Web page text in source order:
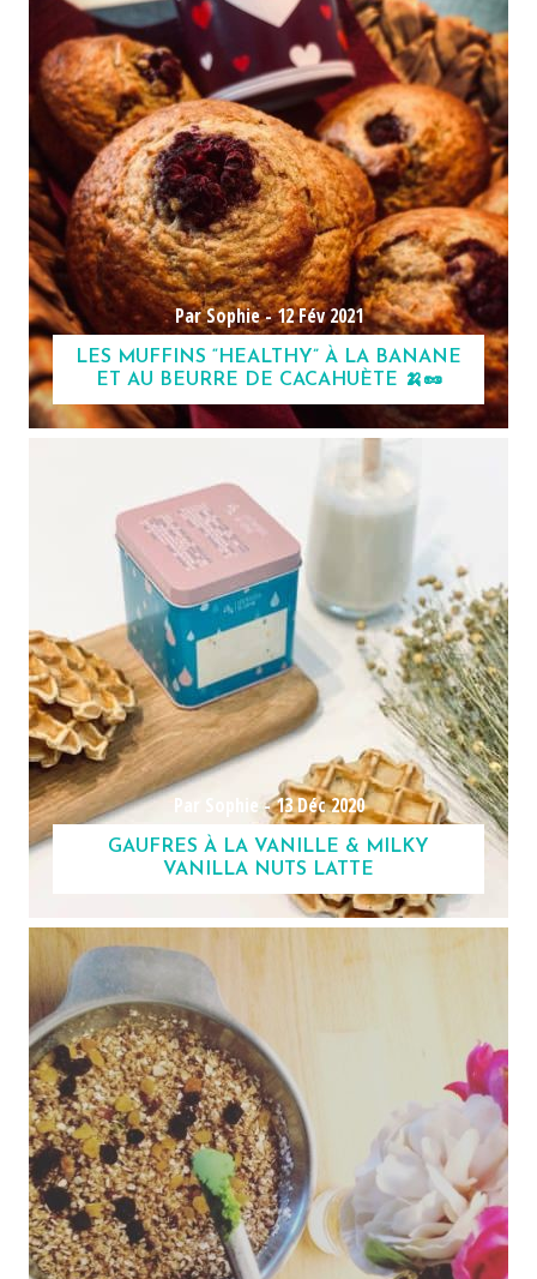
Par Sophie -12 Fév 2021
LES MUFFINS “HEALTHY” À LA BANANE
ET AU BEURRE DE CACAHUÈTE 🍌🥜
Par Sophie -13 Déc 2020
GAUFRES À LA VANILLE & MILKY
VANILLA NUTS LATTE